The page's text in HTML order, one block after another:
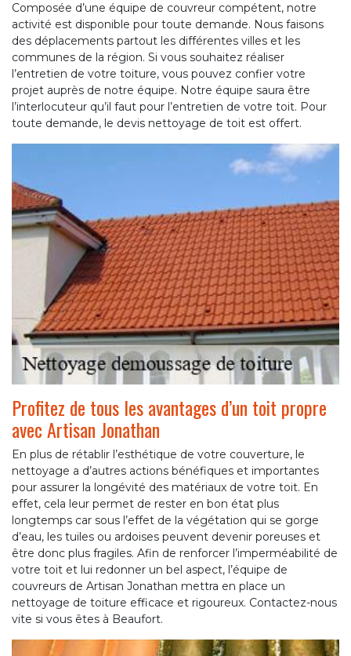
Composée d’une équipe de couvreur compétent, notre
activité est disponible pour toute demande. Nous faisons
des déplacements partout les différentes villes et les
communes de la région. Si vous souhaitez réaliser
l’entretien de votre toiture, vous pouvez confier votre
projet auprès de notre équipe. Notre équipe saura être
l’interlocuteur qu’il faut pour l’entretien de votre toit. Pour
toute demande, le devis nettoyage de toit est offert.
Profitez de tous les avantages d’un toit propre
avec Artisan Jonathan
En plus de rétablir l’esthétique de votre couverture, le
nettoyage a d’autres actions bénéfiques et importantes
pour assurer la longévité des matériaux de votre toit. En
effet, cela leur permet de rester en bon état plus
longtemps car sous l’effet de la végétation qui se gorge
d’eau, les tuiles ou ardoises peuvent devenir poreuses et
être donc plus fragiles. Afin de renforcer l’imperméabilité de
votre toit et lui redonner un bel aspect, l’équipe de
couvreurs de Artisan Jonathan mettra en place un
nettoyage de toiture efficace et rigoureux. Contactez-nous
vite si vous êtes à Beaufort.